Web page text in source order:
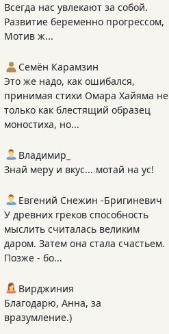
Всегда нас увлекают за собой.
Развитие беременно прогрессом,
Мотив ж...
Семён Карамзин
Это же надо, как ошибался,
принимая стихи Омара Хайяма не
только как блестящий образец
моностиха, но...
Владимир_
Знай меру и вкус... мотай на ус!
Евгений Снежин -Бригиневич
У древних греков способность
мыслить считалась великим
даром. Затем она стала счастьем.
Позже - бо...
Вирджиния
Благодарю, Анна, за
вразумление.)